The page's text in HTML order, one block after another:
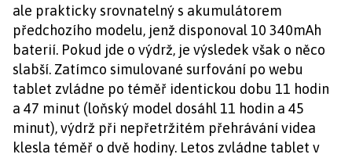
ale prakticky srovnatelný s akumulátorem
předchozího modelu, jenž disponoval 10 340mAh
baterií. Pokud jde o výdrž, je výsledek však o něco
slabší. Zatímco simulované surfování po webu
tablet zvládne po téměř identickou dobu 11 hodin
a 47 minut (loňský model dosáhl 11 hodin a 45
minut), výdrž při nepřetržitém přehrávání videa
klesla téměř o dvě hodiny. Letos zvládne tablet v